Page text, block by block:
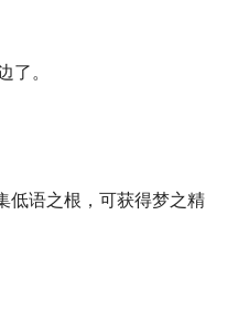
了。
低语之根，可获得梦之精